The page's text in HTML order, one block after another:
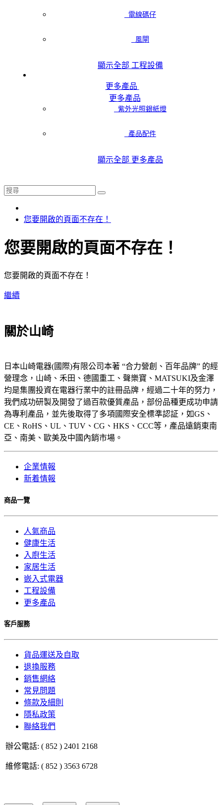
電線碼仔
風閘
顯示全部 工程設備
更多產品
更多產品
紫外光照銀紙燈
產品配件
顯示全部 更多產品
您要開啟的頁面不存在！
您要開啟的頁面不存在！
您要開啟的頁面不存在！
繼續
關於山崎
日本山崎電器(國際)有限公司本著 “合力營創、百年品牌” 的經
營理念，山崎、禾田、德國重工、聲樂寶、MATSUKI及金澤
均是集團投資在電器行業中的註冊品牌，經過二十年的努力，
我們成功研製及開發了過百款優質產品，部份品種更成功申請
為專利產品，並先後取得了多項國際安全標準認証，如GS、
CE、RoHS、UL、TUV、CG、HKS、CCC等，產品遠銷東南
亞、南美、歐美及中國內銷市場。
企業情報
新着情報
商品一覽
人氣商品
健康生活
入廚生活
家居生活
嵌入式電器
工程設備
更多產品
客戶服務
貨品運送及自取
退換服務
銷售網絡
常見問題
條款及細則
隱私政策
聯絡我們
辦公電話: ( 852 ) 2401 2168
維修電話: ( 852 ) 3563 6728